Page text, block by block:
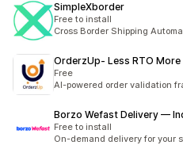
SimpleXborder
Free to install
Cross Border Shipping
OrderzUp‑ Less RTO
Free
AI-powered order validation
Borzo Wefast Delivery —
Free to install
On-demand delivery for your